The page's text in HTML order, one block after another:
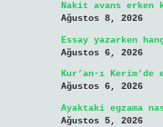
Nakit avans erken
Ağustos 8, 2026
Essay yazarken
Ağustos 6, 2026
Kur’an-ı
Ağustos 6, 2026
Ayaktaki egzama
Ağustos 5, 2026